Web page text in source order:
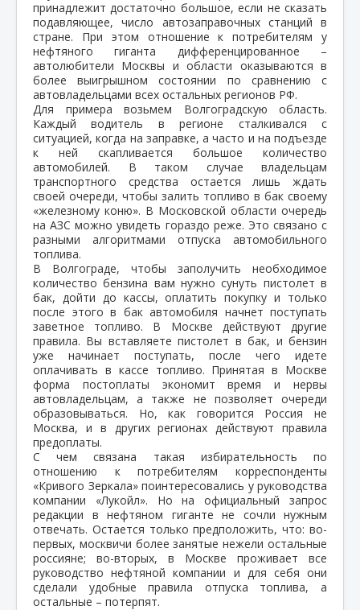
принадлежит достаточно большое, если не сказать
подавляющее, число автозаправочных станций в
стране. При этом отношение к потребителям у
нефтяного гиганта дифференцированное –
автолюбители Москвы и области оказываются в
более выигрышном состоянии по сравнению с
автовладельцами всех остальных регионов РФ.
Для примера возьмем Волгоградскую область.
Каждый водитель в регионе сталкивался с
ситуацией, когда на заправке, а часто и на подъезде
к ней скапливается большое количество
автомобилей. В таком случае владельцам
транспортного средства остается лишь ждать
своей очереди, чтобы залить топливо в бак своему
«железному коню». В Московской области очередь
на АЗС можно увидеть гораздо реже. Это связано с
разными алгоритмами отпуска автомобильного
топлива.
В Волгограде, чтобы заполучить необходимое
количество бензина вам нужно сунуть пистолет в
бак, дойти до кассы, оплатить покупку и только
после этого в бак автомобиля начнет поступать
заветное топливо. В Москве действуют другие
правила. Вы вставляете пистолет в бак, и бензин
уже начинает поступать, после чего идете
оплачивать в кассе топливо. Принятая в Москве
форма постоплаты экономит время и нервы
автовладельцам, а также не позволяет очереди
образовываться. Но, как говорится Россия не
Москва, и в других регионах действуют правила
предоплаты.
С чем связана такая избирательность по
отношению к потребителям корреспонденты
«Кривого Зеркала» поинтересовались у руководства
компании «Лукойл». Но на официальный запрос
редакции в нефтяном гиганте не сочли нужным
отвечать. Остается только предположить, что: во-
первых, москвичи более занятые нежели остальные
россияне; во-вторых, в Москве проживает все
руководство нефтяной компании и для себя они
сделали удобные правила отпуска топлива, а
остальные – потерпят.